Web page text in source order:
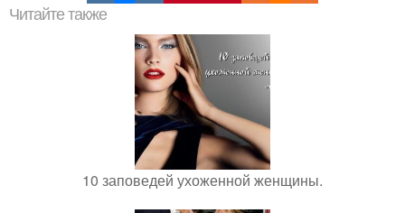
Читайте также
10 заповедей ухоженной женщины.